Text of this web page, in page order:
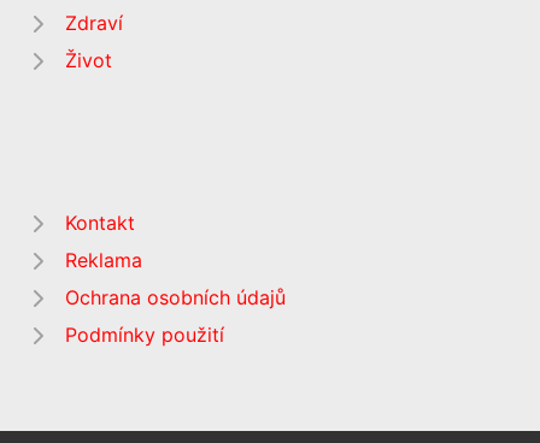
Zdraví
Život
Kontakt
Reklama
Ochrana osobních údajů
Podmínky použití